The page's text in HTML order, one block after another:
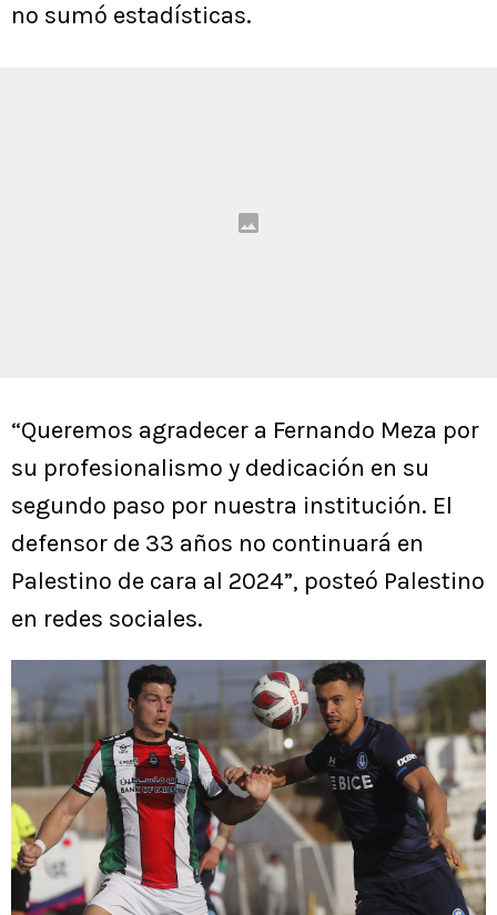
no sumó estadísticas.
“Queremos agradecer a Fernando Meza por
su profesionalismo y dedicación en su
segundo paso por nuestra institución. El
defensor de 33 años no continuará en
Palestino de cara al 2024”, posteó Palestino
en redes sociales.